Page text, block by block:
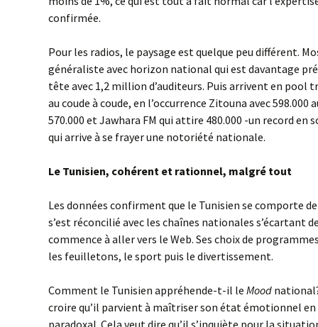
confirmée.
Pour les radios, le paysage est quelque peu différent.
généraliste avec horizon national qui est davantage
tête avec 1,2 million d’auditeurs. Puis arrivent en pool
au coude à coude, en l’occurrence Zitouna avec 598.000
570.000 et Jawhara FM qui attire 480.000 -un record en
qui arrive à se frayer une notoriété nationale.
Le Tunisien, cohérent et rationnel, malgré tout
Les données confirment que le Tunisien se comporte
s’est réconcilié avec les chaînes nationales s’écartant
commence à aller vers le Web. Ses choix de
les feuilletons, le sport puis le divertissement.
Comment le Tunisien appréhende-t-il le Mood
croire qu’il parvient à maîtriser son état émotionnel
paradoxal. Cela veut dire qu’il s’inquiète pour la